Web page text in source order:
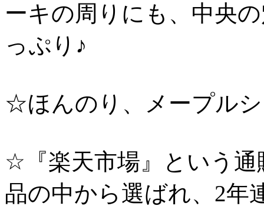
ーキの周りにも、中央
っぷり♪
☆ほんのり、メープル
☆『楽天市場』という通
品の中から選ばれ、2年